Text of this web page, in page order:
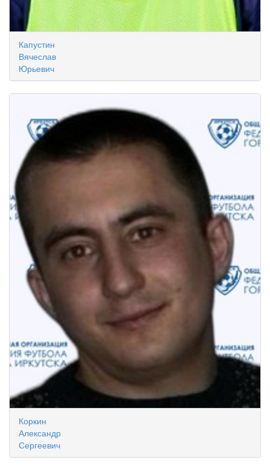
Капустин
Вячеслав
Юрьевич
Коркин
Александр
Сергеевич